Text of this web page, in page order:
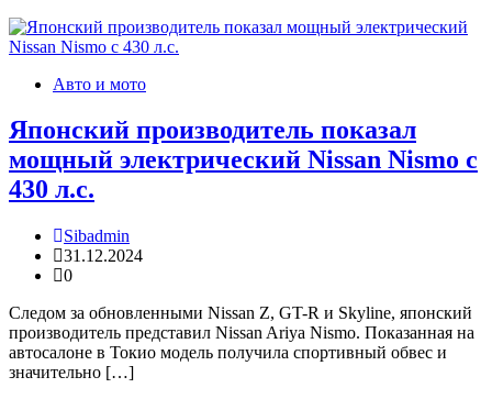
Авто и мото
Японский производитель показал
мощный электрический Nissan Nismo с
430 л.с.
Sibadmin
31.12.2024
0
Следом за обновленными Nissan Z, GT-R и Skyline, японский
производитель представил Nissan Ariya Nismo. Показанная на
автосалоне в Токио модель получила спортивный обвес и
значительно […]